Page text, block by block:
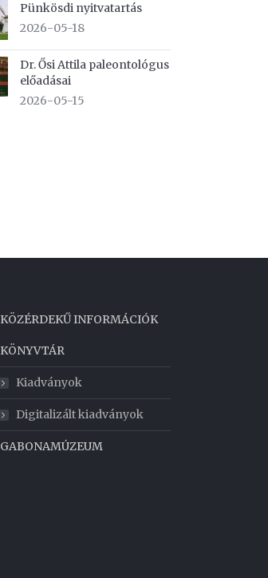
Pünkösdi nyitvatartás
2026-05-18
Dr. Ősi Attila paleontológus
előadásai
2026-05-15
KÖZÉRDEKŰ INFORMÁCIÓK
KÖNYVTÁR
Kiadványok
Digitalizált kiadványok
GABONAMÚZEUM